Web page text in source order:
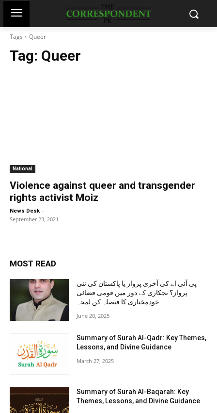
Tags Queer
Tag: Queer
National
Violence against queer and transgender
rights activist Moiz
News Desk -
September 23, 2021
MOST READ
پی آئی اے کی آخری پرواز یا پاکستان کی نئی
پرواز؟ نجکاری کے دور میں قومی فضائی
خودمختاری کا فیصلہ کن لمحہ
June 20, 2025
Summary of Surah Al-Qadr: Key Themes,
Lessons, and Divine Guidance
March 27, 2025
Summary of Surah Al-Baqarah: Key
Themes, Lessons, and Divine Guidance